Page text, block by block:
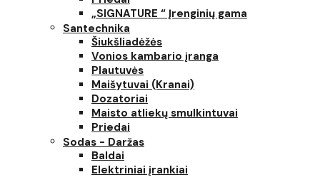
„SIGNATURE “ Įrenginių gama
Santechnika
Šiukšliadėžės
Vonios kambario įranga
Plautuvės
Maišytuvai (Kranai)
Dozatoriai
Maisto atliekų smulkintuvai
Priedai
Sodas - Daržas
Baldai
Elektriniai įrankiai